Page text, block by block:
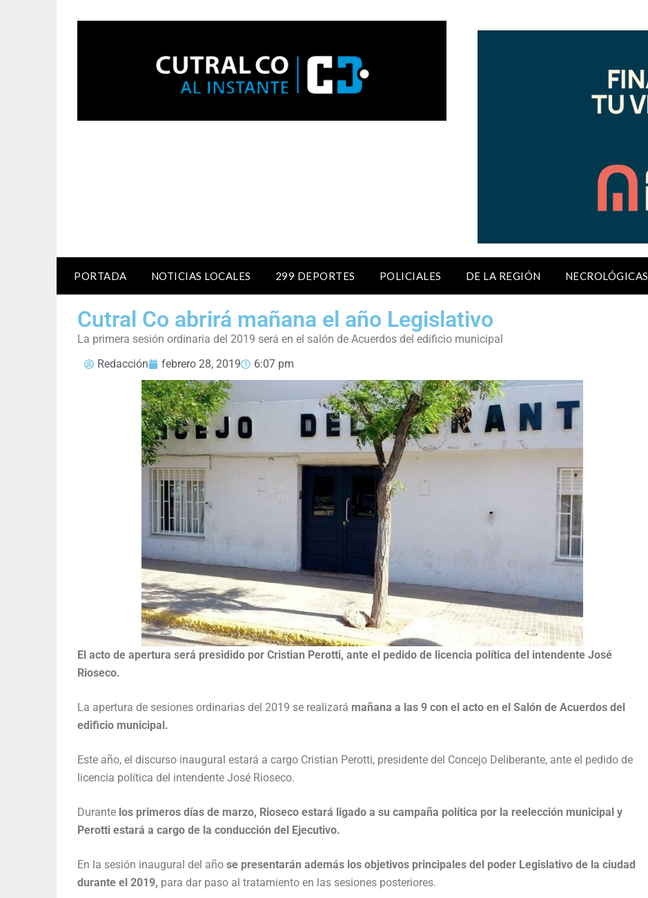
PORTADA NOTICIAS LOCALES 299 DEPORTES POLICIALES DE LA REGIÓN NECROLÓGICAS
Cutral Co abrirá mañana el año Legislativo
La primera sesión ordinaria del 2019 será en el salón de Acuerdos del edificio municipal
Redacción
febrero 28, 2019 6:07 pm
El acto de apertura será presidido por Cristian Perotti, ante el pedido de licencia política del intendente José
Rioseco.
La apertura de sesiones ordinarias del 2019 se realizará mañana a las 9 con el acto en el Salón de Acuerdos del
edificio municipal.
Este año, el discurso inaugural estará a cargo Cristian Perotti, presidente del Concejo Deliberante, ante el pedido de
licencia política del intendente José Rioseco.
Durante los primeros días de marzo, Rioseco estará ligado a su campaña política por la reelección municipal y
Perotti estará a cargo de la conducción del Ejecutivo.
En la sesión inaugural del año se presentarán además los objetivos principales del poder Legislativo de la ciudad
durante el 2019, para dar paso al tratamiento en las sesiones posteriores.